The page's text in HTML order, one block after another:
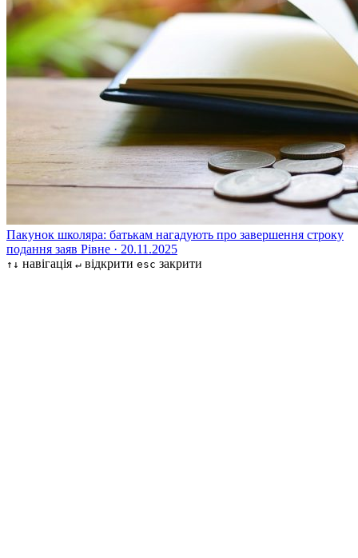
Пакунок школяра: батькам нагадують про завершення строку
подання заяв Рівне · 20.11.2025
↑↓ навігація ↵ відкрити esc закрити